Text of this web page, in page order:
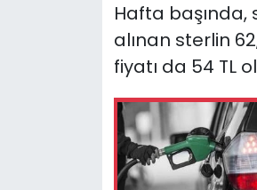
Hafta başında,
alınan sterlin
fiyatı da 54 TL
Teknoloji
Video Galeri